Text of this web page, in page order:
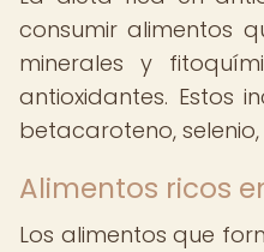
consumir alimentos
minerales y
antioxidantes. Estos
betacaroteno,
Alimentos ricos
Los alimentos que